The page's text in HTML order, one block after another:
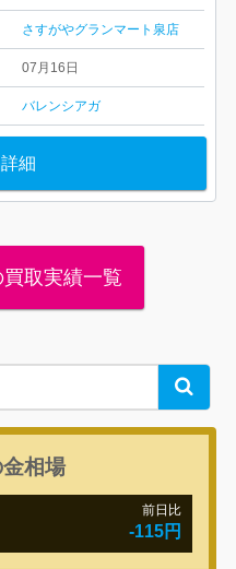
さすがやグランマート泉店
07月16日
バレンシアガ
細
取実績一覧
Search
金相場
前日比
-115円